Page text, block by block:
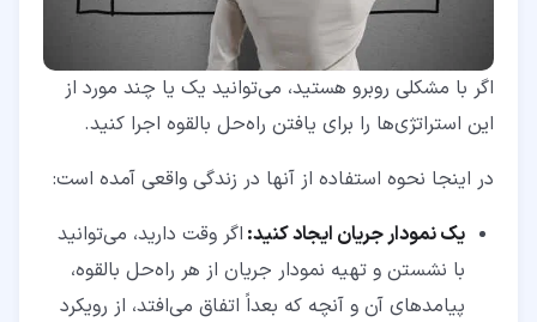
اگر با مشکلی روبرو هستید، می‌توانید یک یا چند مورد از
این استراتژی‌ها را برای یافتن راه‌حل بالقوه اجرا کنید.
در اینجا نحوه استفاده از آنها در زندگی واقعی آمده است:
یک نمودار جریان ایجاد کنید: اگر وقت دارید، می‌توانید
با نشستن و تهیه نمودار جریان از هر راه‌حل بالقوه،
پیامدهای آن و آنچه که بعداً اتفاق می‌افتد، از رویکرد